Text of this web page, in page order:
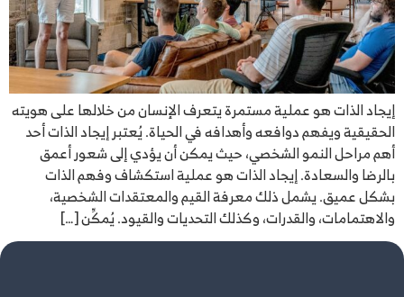
إيجاد الذات هو عملية مستمرة يتعرف الإنسان من خلالها على هويته
الحقيقية ويفهم دوافعه وأهدافه في الحياة. يُعتبر إيجاد الذات أحد
أهم مراحل النمو الشخصي، حيث يمكن أن يؤدي إلى شعور أعمق
بالرضا والسعادة. إيجاد الذات هو عملية استكشاف وفهم الذات
بشكل عميق. يشمل ذلك معرفة القيم والمعتقدات الشخصية،
والاهتمامات، والقدرات، وكذلك التحديات والقيود. يُمكِّن […]